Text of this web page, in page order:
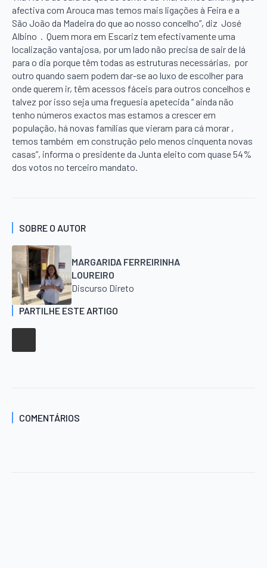
afectiva com Arouca mas temos mais ligações à Feira e a
São João da Madeira do que ao nosso concelho”, diz José
Albino . Quem mora em Escariz tem efectivamente uma
localização vantajosa, por um lado não precisa de sair de lá
para o dia porque têm todas as estruturas necessárias, por
outro quando saem podem dar-se ao luxo de escolher para
onde querem ir, têm acessos fáceis para outros concelhos e
talvez por isso seja uma freguesia apetecida “ ainda não
tenho números exactos mas estamos a crescer em
população, há novas famílias que vieram para cá morar ,
temos também em construção pelo menos cinquenta novas
casas”, informa o presidente da Junta eleito com quase 54%
dos votos no terceiro mandato.
SOBRE O AUTOR
MARGARIDA FERREIRINHA
LOUREIRO
Discurso Direto
PARTILHE ESTE ARTIGO
COMENTÁRIOS